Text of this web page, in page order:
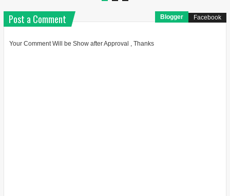
Post a Comment Blogger Facebook
Your Comment Will be Show after Approval , Thanks